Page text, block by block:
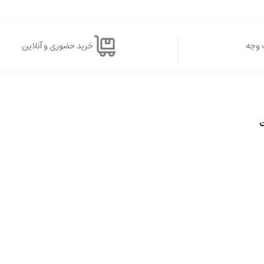
وجه خرید حضوری و آنلاین